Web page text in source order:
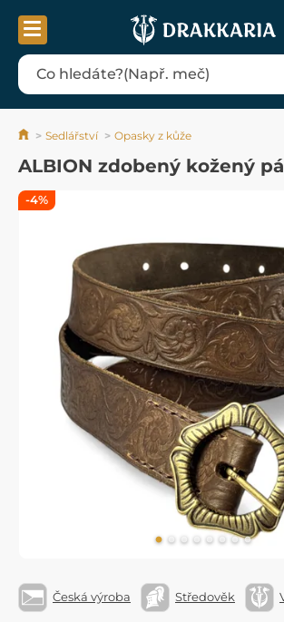
Sedlářství Opasky z kůže
ALBION zdobený kožený
Česká výroba Středověk
-4%